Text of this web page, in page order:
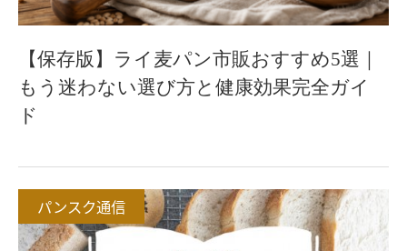
【保存版】ライ麦パン市販おすすめ5選｜
もう迷わない選び方と健康効果完全ガイ
ド
パンスク通信